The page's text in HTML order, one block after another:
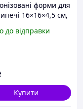
форми для
16×16×4,5 см,
форми для
до відправки
Купити